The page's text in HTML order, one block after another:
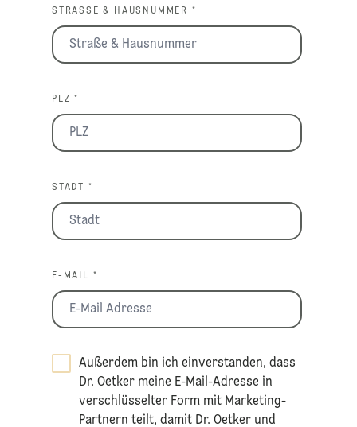
STRASSE & HAUSNUMMER *
PLZ *
STADT *
E-MAIL *
Außerdem bin ich einverstanden, dass
Dr. Oetker meine E-Mail-Adresse in
verschlüsselter Form mit Marketing-
Partnern teilt, damit Dr. Oetker und